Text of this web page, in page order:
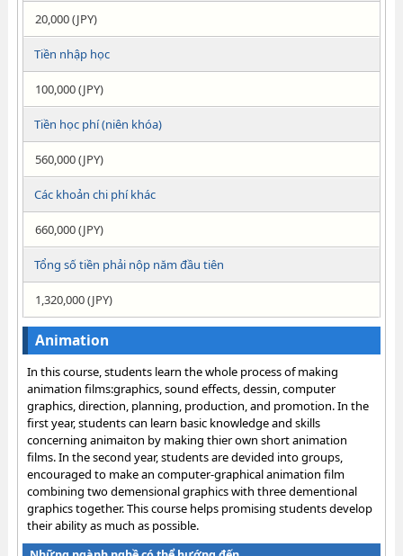
20,000 (JPY)
Tiền nhập học
100,000 (JPY)
Tiền học phí (niên khóa)
560,000 (JPY)
Các khoản chi phí khác
660,000 (JPY)
Tổng số tiền phải nộp năm đầu tiên
1,320,000 (JPY)
Animation
In this course, students learn the whole process of making
animation films:graphics, sound effects, dessin, computer
graphics, direction, planning, production, and promotion. In the
first year, students can learn basic knowledge and skills
concerning animaiton by making thier own short animation
films. In the second year, students are devided into groups,
encouraged to make an computer-graphical animation film
combining two demensional graphics with three dementional
graphics together. This course helps promising students develop
their ability as much as possible.